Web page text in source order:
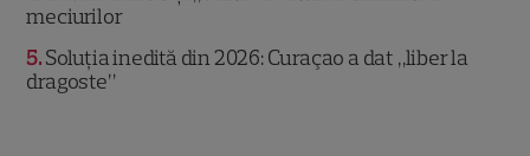
meciurilor
5 Soluția inedită din 2026: Curaçao a dat „liber la
dragoste”